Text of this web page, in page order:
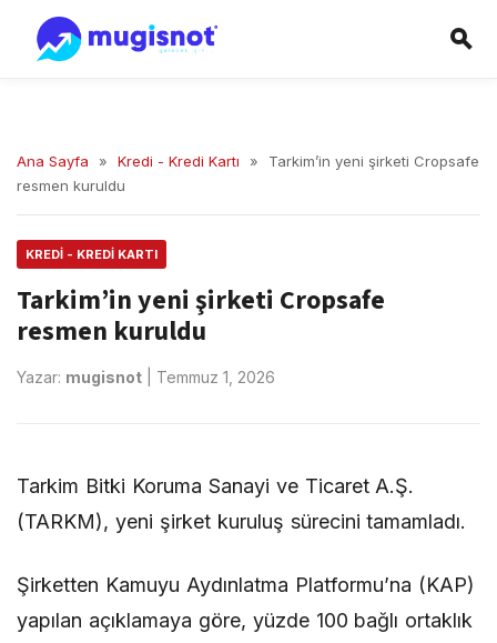
Ana Sayfa » Kredi - Kredi Kartı »
Tarkim’in yeni şirketi Cropsafe
resmen kuruldu
KREDI - KREDI KARTI
Tarkim’in yeni şirketi Cropsafe
resmen kuruldu
Yazar: mugisnot Temmuz 1, 2026
Tarkim Bitki Koruma Sanayi ve Ticaret A.Ş.
(TARKM), yeni şirket kuruluş sürecini tamamladı.
Şirketten Kamuyu Aydınlatma Platformu’na (KAP)
yapılan açıklamaya göre, yüzde 100 bağlı ortaklık